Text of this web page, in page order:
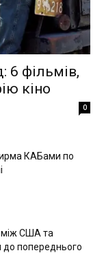
6 фільмів,
кіно
0
КАБами по
між США та
до попереднього